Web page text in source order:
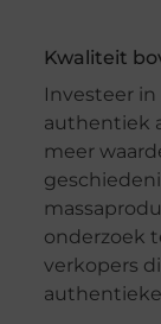
Kwaliteit
Investeer
authentiek
meer
onderzoek
verkopers